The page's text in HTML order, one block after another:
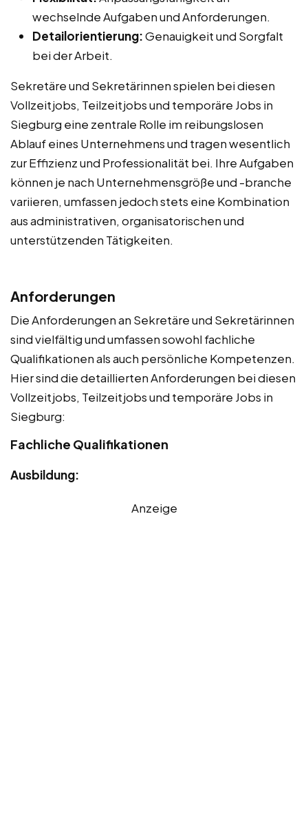
wechselnde Aufgaben und Anforderungen.
Detailorientierung:Genauigkeit und Sorgfalt
bei der Arbeit.
Sekretäre und Sekretärinnen spielen bei diesen
Vollzeitjobs, Teilzeitjobs und temporäre Jobs in
Siegburg eine zentrale Rolle im reibungslosen
Ablauf eines Unternehmens und tragen wesentlich
zur Effizienz und Professionalität bei. Ihre Aufgaben
können je nach Unternehmensgröße und -branche
variieren, umfassen jedoch stets eine Kombination
aus administrativen, organisatorischen und
unterstützenden Tätigkeiten.
Anforderungen
Die Anforderungen an Sekretäre und Sekretärinnen
sind vielfältig und umfassen sowohl fachliche
Qualifikationen als auch persönliche Kompetenzen.
Hier sind die detaillierten Anforderungen bei diesen
Vollzeitjobs, Teilzeitjobs und temporäre Jobs in
Siegburg:
Fachliche Qualifikationen
Ausbildung:
Anzeige